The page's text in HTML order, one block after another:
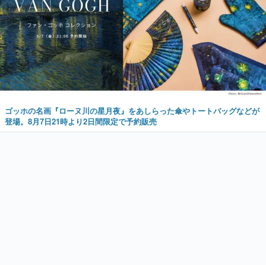
ゴッホの名画『ローヌ川の星月夜』をあしらった傘やトートバッグなどが
登場。8月7日21時より2日間限定で予約販売